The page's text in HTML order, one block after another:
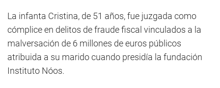
La infanta Cristina, de 51 años, fue juzgada como
cómplice en delitos de fraude fiscal vinculados a la
malversación de 6 millones de euros públicos
atribuida a su marido cuando presidía la fundación
Instituto Nóos.